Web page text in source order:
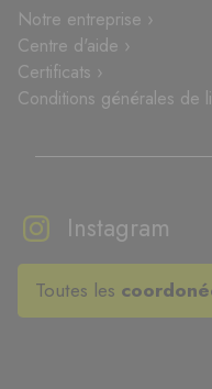
Notre entreprise ›
Centre d'aide ›
Certificats ›
Conditions générales de
Instagram
Toutes les